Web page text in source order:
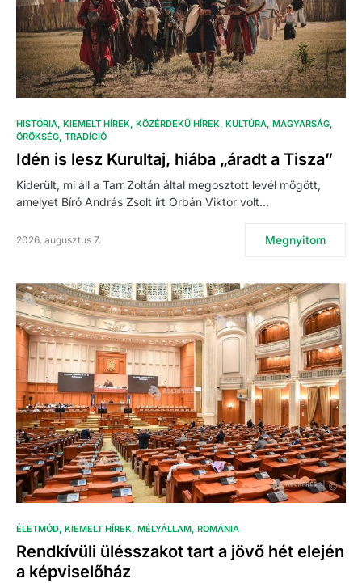
HISTÓRIA KIEMELT HÍREK KÖZÉRDEKŰ HÍREK KULTÚRA MAGYARSÁG
ÖRÖKSÉG TRADÍCIÓ
Idén is lesz Kurultaj, hiába „áradt a Tisza”
Kiderült, mi áll a Tarr Zoltán által megosztott levél mögött,
amelyet Bíró András Zsolt írt Orbán Viktor volt…
2026. augusztus 7. Megnyitom
ÉLETMÓD KIEMELT HÍREK MÉLYÁLLAM ROMÁNIA
Rendkívüli ülésszakot tart a jövő hét elején
a képviselőház